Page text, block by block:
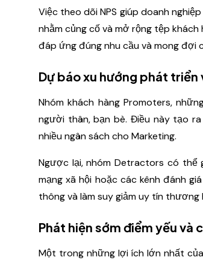
Việc theo dõi NPS giúp doanh
nhằm củng cố và mở rộng tệp
đáp ứng đúng nhu cầu và mong đợi
Dự báo xu hướng phát triển
Nhóm khách hàng Promoters,
người thân, bạn bè. Điều này tạo
nhiều ngân sách cho Marketing.
Ngược lại, nhóm Detractors có
mạng xã hội hoặc các kênh đánh
thông và làm suy giảm uy tín thương
Phát hiện sớm điểm yếu và
Một trong những lợi ích lớn nhất